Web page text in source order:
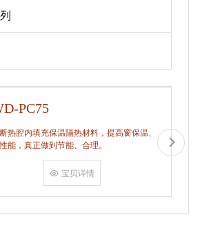
PC75
热腔内填充保温隔热材料，提高窗保温、
能，真正做到节能、合理。
宝贝详情